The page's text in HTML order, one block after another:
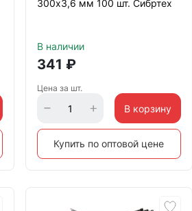
300х3,6 мм 100 шт. Сибртех
В наличии
341 ₽
Цена за шт.
В корзину
Купить по оптовой цене